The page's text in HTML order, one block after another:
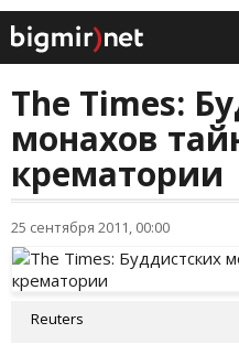
The Times:
монахов
крематории
25 сентября 2011, 00:00
Reuters